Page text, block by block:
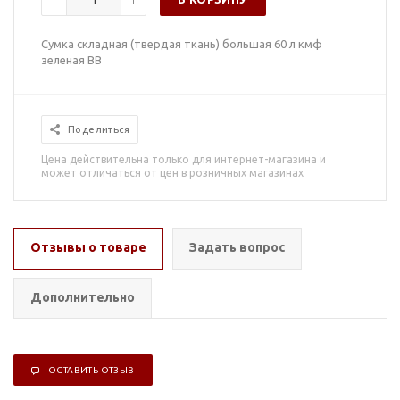
Сумка складная (твердая ткань) большая 60 л кмф
зеленая ВВ
Поделиться
Цена действительна только для интернет-магазина и
может отличаться от цен в розничных магазинах
Отзывы о товаре Задать вопрос
Дополнительно
ОСТАВИТЬ ОТЗЫВ